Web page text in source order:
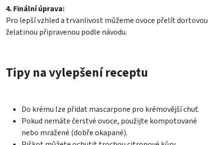
4. Finální úprava:
Pro lepší vzhled a trvanlivost můžeme ovoce přelít dortovou
želatinou připravenou podle návodu.
Tipy na vylepšení receptu
Do krému lze přidat mascarpone pro krémovější chuť.
Pokud nemáte čerstvé ovoce, použijte kompotované
nebo mražené (dobře okapané).